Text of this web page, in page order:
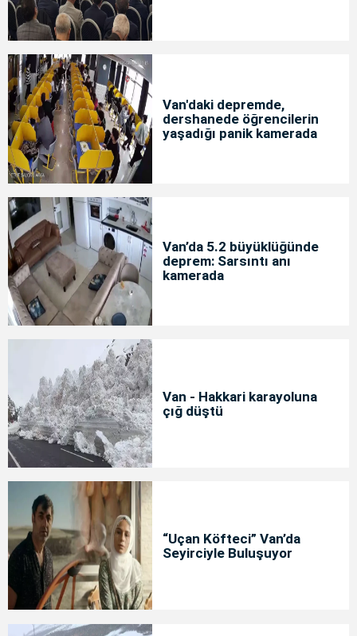
Van'daki depremde,
dershanede öğrencilerin
yaşadığı panik kamerada
Van’da 5.2 büyüklüğünde
deprem: Sarsıntı anı
kamerada
Van - Hakkari karayoluna
çığ düştü
“Uçan Köfteci” Van’da
Seyirciyle Buluşuyor